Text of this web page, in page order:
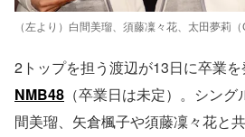
（左より）白間美瑠、須藤凜々花、太田夢莉
2トップを担う渡辺が13日に卒業
NMB48 （卒業日は未定）。シン
間美瑠、矢倉楓子や須藤凜々花と